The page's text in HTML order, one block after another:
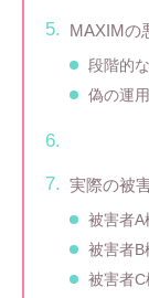
MAXIMの
段階的
偽の運
実際の被
被害者A
被害者B
被害者